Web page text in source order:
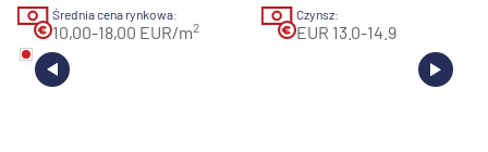
Średnia cena rynkowa:
10,00-18,00 EUR/m2
Czynsz:
EUR 13.0-14.9